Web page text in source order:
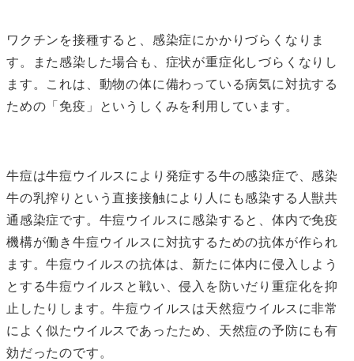
ワクチンを接種すると、感染症にかかりづらくなりま
す。また感染した場合も、症状が重症化しづらくなりし
ます。これは、動物の体に備わっている病気に対抗する
ための「免疫」というしくみを利用しています。
牛痘は牛痘ウイルスにより発症する牛の感染症で、感染
牛の乳搾りという直接接触により人にも感染する人獣共
通感染症です。牛痘ウイルスに感染すると、体内で免疫
機構が働き牛痘ウイルスに対抗するための抗体が作られ
ます。牛痘ウイルスの抗体は、新たに体内に侵入しよう
とする牛痘ウイルスと戦い、侵入を防いだり重症化を抑
止したりします。牛痘ウイルスは天然痘ウイルスに非常
によく似たウイルスであったため、天然痘の予防にも有
効だったのです。